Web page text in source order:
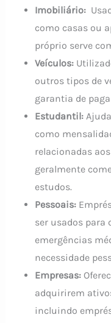
Imobiliário:
como casas ou
próprio serve
Veículos:
outros tipos de
garantia de
Estudantil:
como
relacionadas
geralmente
estudos.
Pessoais:
ser usados para
emergências
necessidade
Empresas:
adquirirem
incluindo